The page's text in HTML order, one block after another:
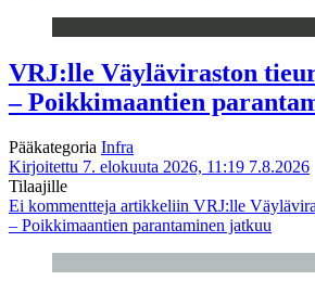
VRJ:lle Väyläviraston
– Poikkimaantien
Pääkategoria Infra
Kirjoitettu 7. elokuuta 2026, 11:19 7.8.2026
Tilaajille
Ei kommentteja artikkeliin VRJ:lle
– Poikkimaantien parantaminen jatkuu